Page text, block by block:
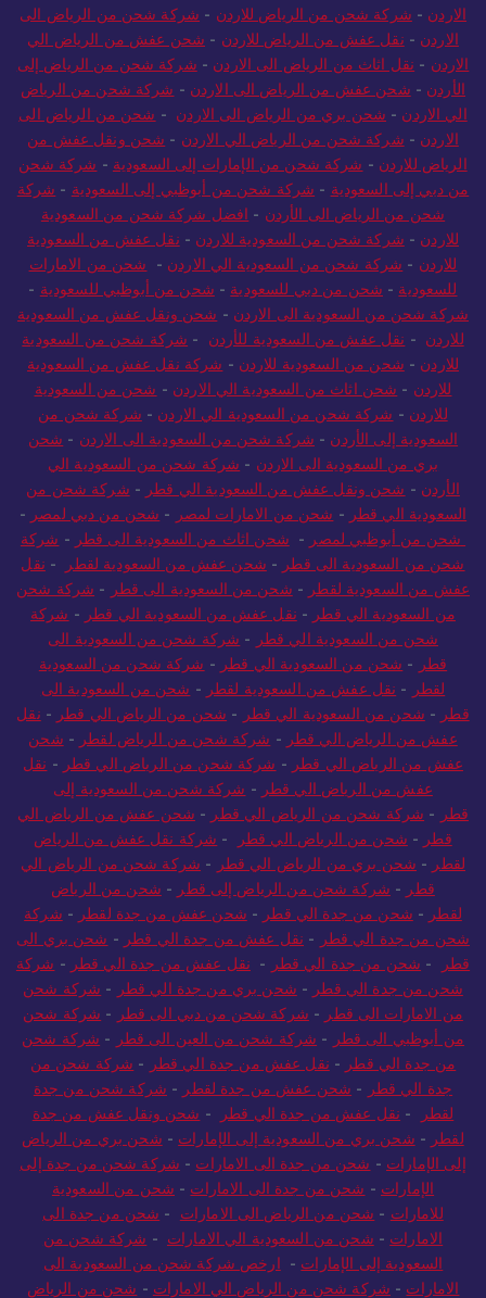
الاردن - شركة شحن من الرياض للاردن - شركة شحن من الرياض الى
الاردن - نقل عفش من الرياض للاردن - شحن عفش من الرياض الي
الاردن - نقل اثاث من الرياض الى الاردن - شركة شحن من الرياض إلى
الأردن - شحن عفش من الرياض الى الاردن - شركة شحن من الرياض
الي الاردن - شحن بري من الرياض الى الاردن - شحن من الرياض الى
الاردن - شركة شحن من الرياض الي الاردن - شحن ونقل عفش من
الرياض للاردن - شركة شحن من الإمارات إلى السعودية - شركة شحن
من دبي إلى السعودية - شركة شحن من أبوظبي إلى السعودية - شركة
شحن من الرياض الى الأردن - افضل شركة شحن من السعودية
للاردن - شركة شحن من السعودية للاردن - نقل عفش من السعودية
للاردن - شركة شحن من السعودية الي الاردن - شحن من الامارات
للسعودية - شحن من دبي للسعودية - شحن من أبوظبي للسعودية -
شركة شحن من السعودية الى الاردن - شحن ونقل عفش من السعودية
للاردن - نقل عفش من السعودية للأردن - شركة شحن من السعودية
للاردن - شحن من السعودية للاردن - شركة نقل عفش من السعودية
للاردن - شحن اثاث من السعودية الي الاردن - شحن من السعودية
للاردن - شركة شحن من السعودية الي الاردن - شركة شحن من
السعودية إلى الأردن - شركة شحن من السعودية الى الاردن - شحن
بري من السعودية الى الاردن - شركة شحن من السعودية الي
الأردن - شحن ونقل عفش من السعودية الي قطر - شركة شحن من
السعودية الي قطر - شحن من الامارات لمصر - شحن من دبي لمصر -
شحن من أبوظبي لمصر - شحن اثاث من السعودية الى قطر - شركة
شحن من السعودية الى قطر - شحن عفش من السعودية لقطر - نقل
عفش من السعودية لقطر - شحن من السعودية الى قطر - شركة شحن
من السعودية الي قطر - نقل عفش من السعودية الي قطر - شركة
شحن من السعودية الي قطر - شركة شحن من السعودية الى
قطر - شحن من السعودية الي قطر - شركة شحن من السعودية
لقطر - نقل عفش من السعودية لقطر - شحن من السعودية الى
قطر - شحن من السعودية الي قطر - شحن من الرياض الي قطر - نقل
عفش من الرياض الي قطر - شركة شحن من الرياض لقطر - شحن
عفش من الرياض الي قطر - شركة شحن من الرياض الي قطر - نقل
عفش من الرياض الي قطر - شركة شحن من السعودية إلى
قطر - شركة شحن من الرياض الي قطر - شحن عفش من الرياض الي
قطر - شحن من الرياض الي قطر - شركة نقل عفش من الرياض
لقطر - شحن بري من الرياض الي قطر - شركة شحن من الرياض الي
قطر - شركة شحن من الرياض إلى قطر - شحن من الرياض
لقطر - شحن من جدة الي قطر - شحن عفش من جدة لقطر - شركة
شحن من جدة الي قطر - نقل عفش من جدة الي قطر - شحن بري الى
قطر
- شحن من جدة الي قطر - نقل عفش من جدة الي قطر - شركة
شحن من جدة الي قطر - شحن بري من جدة الي قطر - شركة شحن
من الامارات الى قطر - شركة شحن من دبي الى قطر - شركة شحن
من أبوظبي الى قطر - شركة شحن من العين الى قطر - شركة شحن
من جدة الي قطر - نقل عفش من جدة الي قطر - شركة شحن من
جدة الي قطر - شحن عفش من جدة لقطر - شركة شحن من جدة
لقطر
- نقل عفش من جدة الي قطر - شحن ونقل عفش من جدة
لقطر - شحن بري من السعودية إلى الإمارات - شحن بري من الرياض
إلى الإمارات - شحن من جدة الى الامارات - شركة شحن من جدة إلى
الإمارات - شحن من جدة الى الامارات - شحن من السعودية
للامارات - شحن من الرياض الى الامارات - شحن من جدة الى
الامارات - شحن من السعودية الي الامارات - شركة شحن من
السعودية إلى الإمارات - ارخص شركة شحن من السعودية الى
الامارات - شركة شحن من الرياض الي الامارات - شحن من الرياض